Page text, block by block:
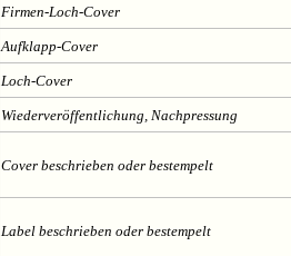
Firmen-Loch-Cover
Aufklapp-Cover
Loch-Cover
Wiederveröffentlichung, Nachpressung
Cover beschrieben oder bestempelt
Label beschrieben oder bestempelt